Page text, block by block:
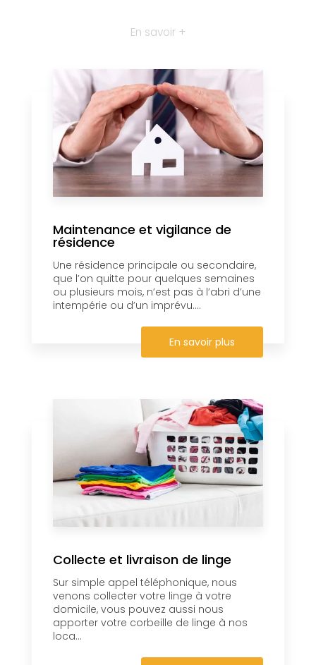
En savoir +
Maintenance et vigilance de
résidence
Une résidence principale ou secondaire,
que l’on quitte pour quelques semaines
ou plusieurs mois, n’est pas à l’abri d’une
intempérie ou d’un imprévu....
En savoir plus
Collecte et livraison de linge
Sur simple appel téléphonique, nous
venons collecter votre linge à votre
domicile, vous pouvez aussi nous
apporter votre corbeille de linge à nos
loca...